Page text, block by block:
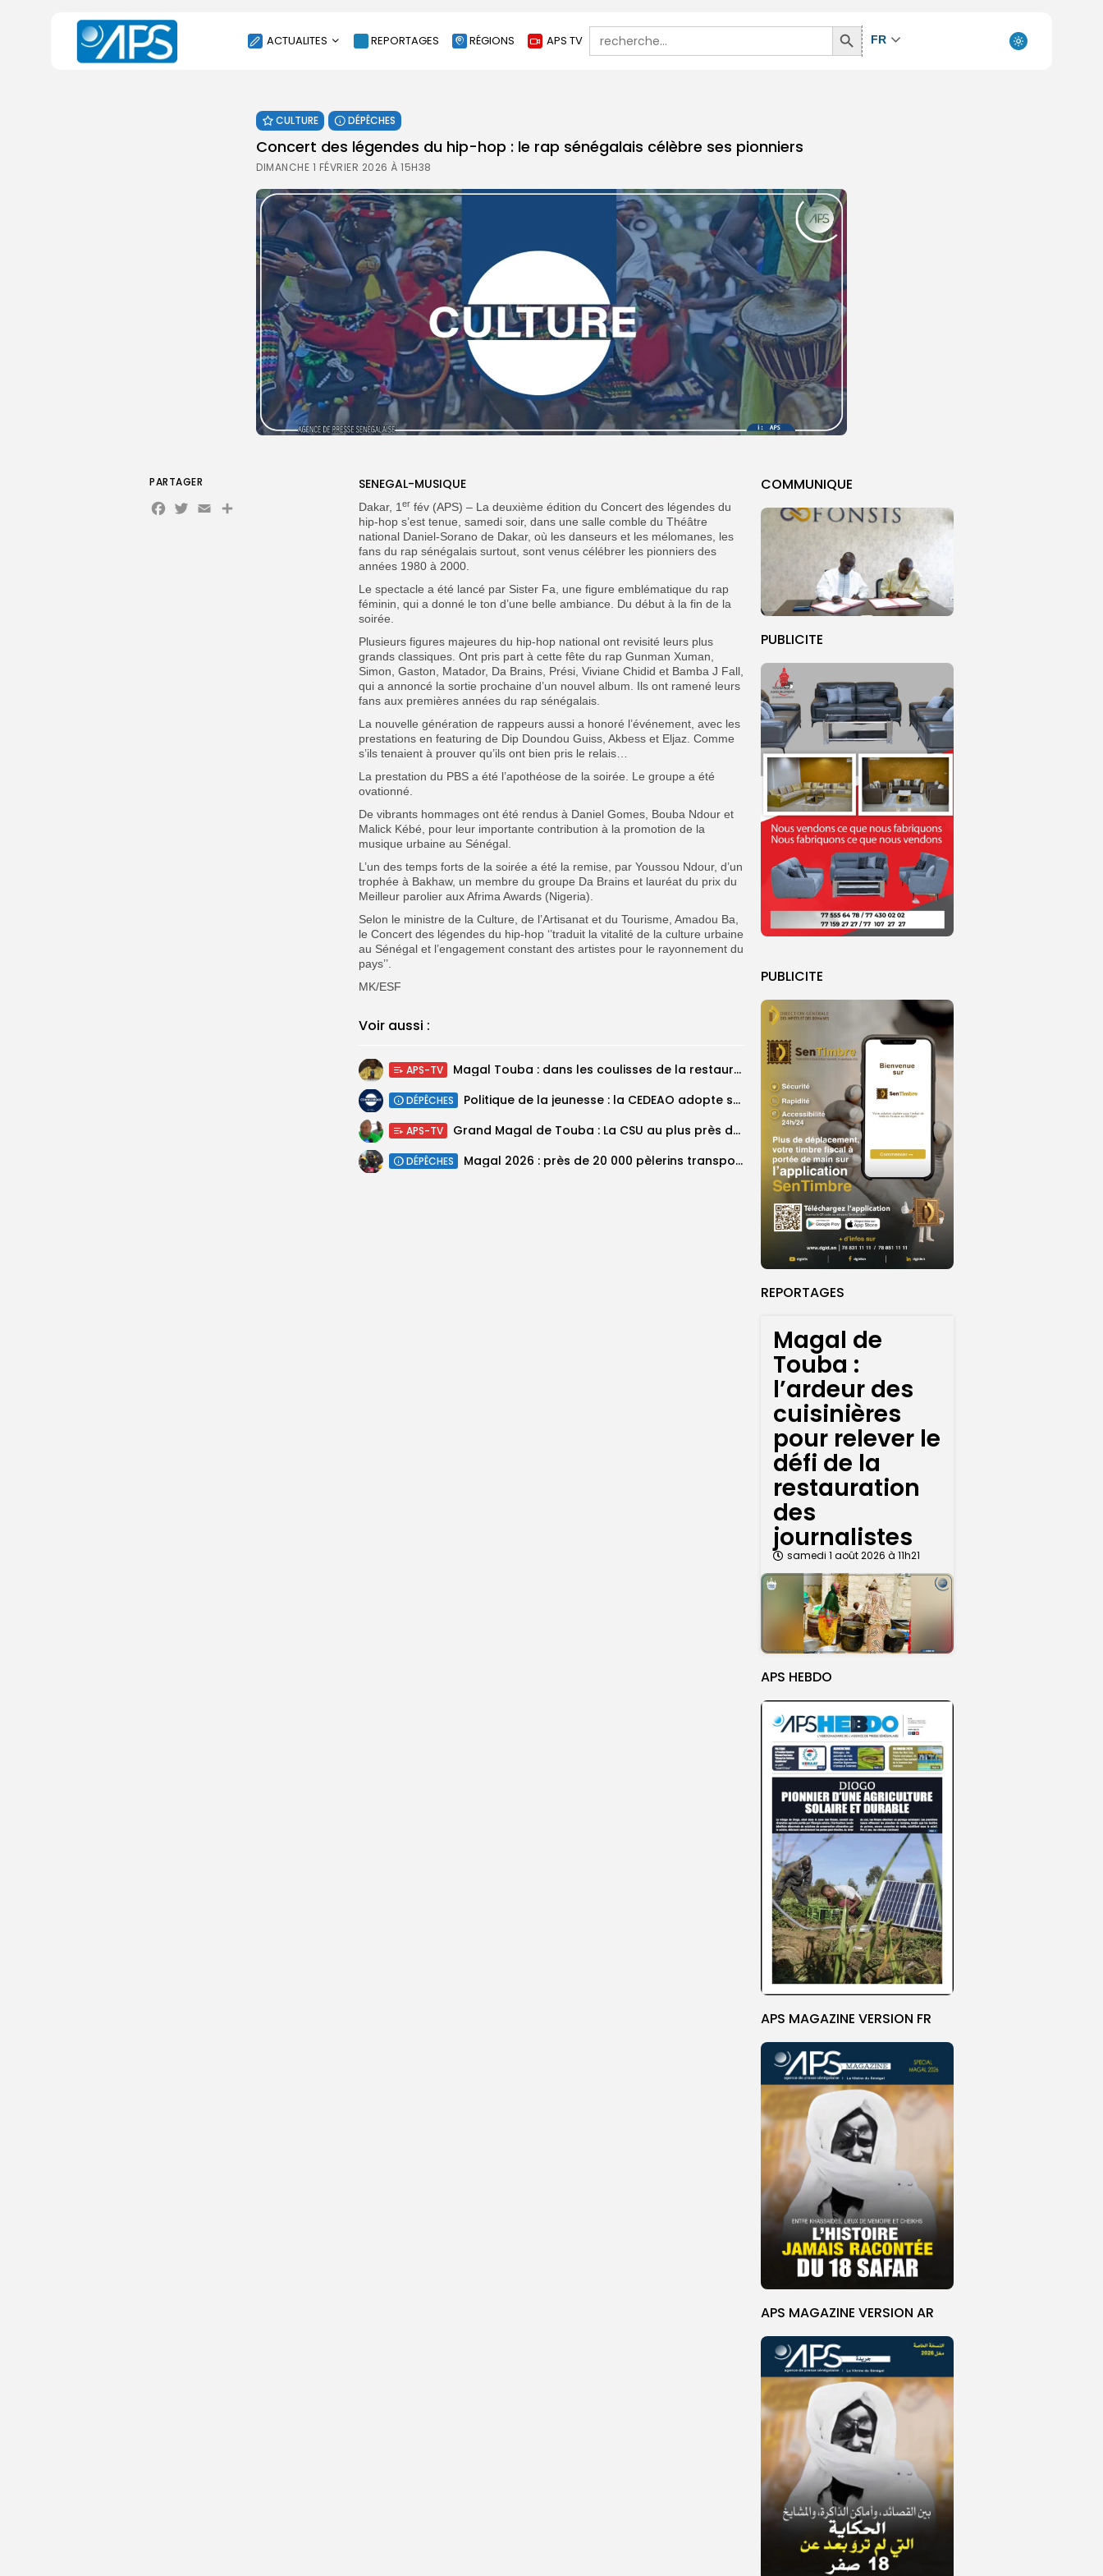
ACTUALITES
SOCIÉTÉ
ÉCONOMIE
CULTURE
SPORT
ENVIRONNEMENT
INTERNATIONAL
AGENDA
SANTE
REPORTAGES RÉGIONS APS TV
Search
for:
Search
Button
FR
CULTURE DÉPÊCHES
Concert des légendes du hip-hop : le rap sénégalais célèbre ses pionniers
DIMANCHE 1 FÉVRIER 2026 À 15H38
COMMUNIQUE
PUBLICITE
PUBLICITE
REPORTAGES
Magal de
Touba :
l’ardeur des
cuisinières
pour relever le
défi de la
restauration
des
journalistes
samedi 1 août 2026 à 11h21
APS HEBDO
APS MAGAZINE VERSION FR
APS MAGAZINE VERSION AR
SENEGAL-MUSIQUE
Dakar, 1 er fév (APS) – La deuxième édition du Concert des légendes du
hip-hop s’est tenue, samedi soir, dans une salle comble du Théâtre
national Daniel-Sorano de Dakar, où les danseurs et les mélomanes, les
fans du rap sénégalais surtout, sont venus célébrer les pionniers des
années 1980 à 2000.
‎Le spectacle a été lancé par Sister Fa, une figure emblématique du rap
féminin, qui a donné le ton d’une belle ambiance. Du début à la fin de la
soirée.
Plusieurs figures majeures du hip-hop national ont revisité leurs plus
grands classiques. Ont pris part à cette fête du rap Gunman Xuman,
Simon, Gaston, Matador, Da Brains, Prési, Viviane Chidid et Bamba J Fall,
qui a annoncé la sortie prochaine d’un nouvel album. Ils ont ramené leurs
fans aux premières années du rap sénégalais.
La nouvelle génération de rappeurs aussi a honoré l’événement, avec les
prestations en featuring de Dip Doundou Guiss, Akbess et Eljaz. Comme
s’ils tenaient à prouver qu’ils ont bien pris le relais…
La prestation du PBS a été l’apothéose de la soirée. Le groupe a été
ovationné.
De vibrants hommages ont été rendus à Daniel Gomes, Bouba Ndour et
Malick Kébé, pour leur importante contribution à la promotion de la
musique urbaine au Sénégal.
L’un des temps forts de la soirée a été la remise, par Youssou Ndour, d’un
trophée à Bakhaw, un membre du groupe Da Brains et lauréat du prix du
Meilleur parolier aux Afrima Awards (Nigeria).
Selon le ministre de la Culture, de l’Artisanat et du Tourisme, Amadou Ba,
le Concert des légendes du hip-hop ‘’traduit la vitalité de la culture urbaine
au Sénégal et l’engagement constant des artistes pour le rayonnement du
pays’’.
MK/ESF
Voir aussi :
APS-TV Magal Touba : dans les coulisses de la restauration de la presse...
DÉPÊCHES Politique de la jeunesse : la CEDEAO adopte son plan d’actions stratégiques...
APS-TV Grand Magal de Touba : La CSU au plus près des pèlerins
DÉPÊCHES Magal 2026 : près de 20 000 pèlerins transportés vers Touba en...
PARTAGER
Facebook
Twitter
Email